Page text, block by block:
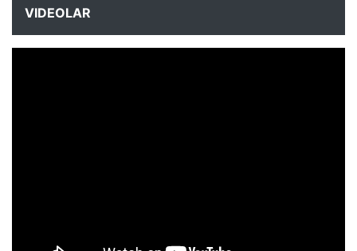
VIDEOLAR